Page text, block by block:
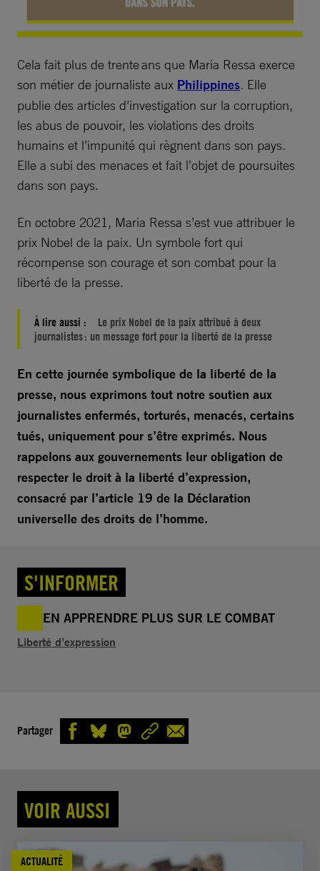
Cela fait plus de trente ans que Maria Ressa exerce
son métier de journaliste aux Philippines. Elle
publie des articles d’investigation sur la corruption,
les abus de pouvoir, les violations des droits
humains et l’impunité qui règnent dans son pays.
Elle a subi des menaces et fait l’objet de poursuites
dans son pays.
En octobre 2021, Maria Ressa s’est vue attribuer le
prix Nobel de la paix. Un symbole fort qui
récompense son courage et son combat pour la
liberté de la presse.
À lire aussi :
Le prix Nobel de la paix attribué à deux
journalistes : un message fort pour la liberté de la presse
En cette journée symbolique de la liberté de la
presse, nous exprimons tout notre soutien aux
journalistes enfermés, torturés, menacés, certains
tués, uniquement pour s’être exprimés. Nous
rappelons aux gouvernements leur obligation de
respecter le droit à la liberté d’expression,
consacré par l’article 19 de la Déclaration
universelle des droits de l’homme.
S'INFORMER
EN APPRENDRE PLUS SUR LE COMBAT
Liberté d’expression
Partager
VOIR AUSSI
ACTUALITÉ